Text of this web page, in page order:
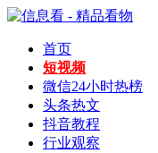
首页
短视频
微信24小时热榜
头条热文
抖音教程
行业观察